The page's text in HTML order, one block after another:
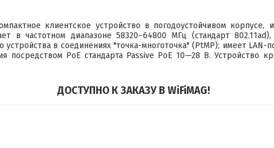
клиентское устройство в погодоустойчивом
в частотном диапазоне 58320–64800 МГц (стандарт
устройства в соединениях "точка-многоточка" (PtMP); имеет
посредством PoE стандарта Passive PoE 10—28 В. Устройство
ДОСТУПНО К ЗАКАЗУ В WiFiMAG!